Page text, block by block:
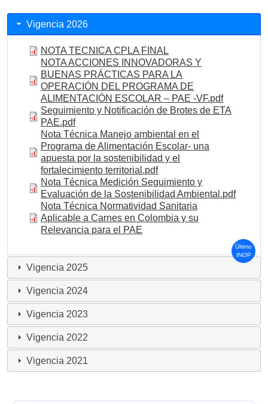
Último
INOP
Vigencia 2026
NOTA TECNICA CPLA FINAL
NOTA ACCIONES INNOVADORAS Y
BUENAS PRÁCTICAS PARA LA
OPERACIÓN DEL PROGRAMA DE
ALIMENTACIÓN ESCOLAR – PAE -VF.pdf
Seguimiento y Notificación de Brotes de ETA
PAE.pdf
Nota Técnica Manejo ambiental en el
Programa de Alimentación Escolar- una
apuesta por la sostenibilidad y el
fortalecimiento territorial.pdf
Nota Técnica Medición Seguimiento y
Evaluación de la Sostenibilidad Ambiental.pdf
Nota Técnica Normatividad Sanitaria
Aplicable a Carnes en Colombia y su
Relevancia para el PAE
Vigencia 2025
Vigencia 2024
Vigencia 2023
Vigencia 2022
Vigencia 2021